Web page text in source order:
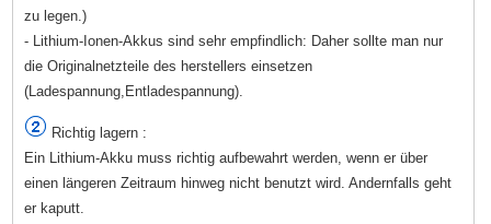
zu legen.)
- Lithium-Ionen-Akkus sind sehr empfindlich: Daher sollte man nur
die Originalnetzteile des herstellers einsetzen
(Ladespannung,Entladespannung).
Richtig lagern :
Ein Lithium-Akku muss richtig aufbewahrt werden, wenn er über
einen längeren Zeitraum hinweg nicht benutzt wird. Andernfalls geht
er kaputt.